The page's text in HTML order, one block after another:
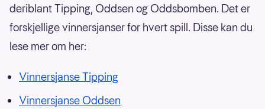
deriblant Tipping, Oddsen og Oddsbomben. Det er
forskjellige vinnersjanser for hvert spill. Disse kan du
lese mer om her:
Vinnersjanse Tipping
Vinnersjanse Oddsen